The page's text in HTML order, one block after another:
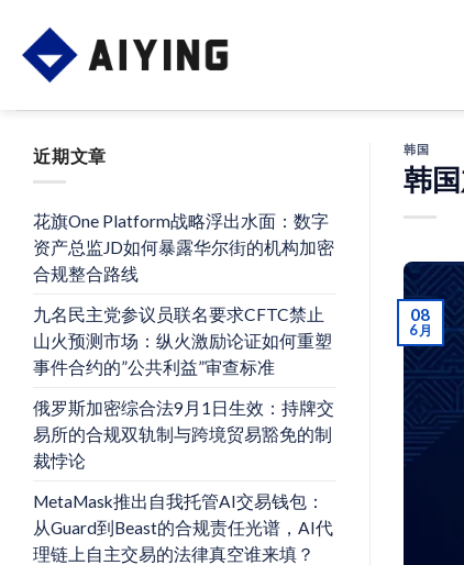
content
近期文章
花旗One Platform战略浮出水面：数字
资产总监JD如何暴露华尔街的机构加密
合规整合路线
九名民主党参议员联名要求CFTC禁止
山火预测市场：纵火激励论证如何重塑
事件合约的”公共利益”审查标准
俄罗斯加密综合法9月1日生效：持牌交
易所的合规双轨制与跨境贸易豁免的制
裁悖论
MetaMask推出自我托管AI交易钱包：
从Guard到Beast的合规责任光谱，AI代
理链上自主交易的法律真空谁来填？
韩国
韩
08
6 月